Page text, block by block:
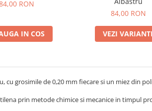
RON
IN COS
84,00 RON
VEZI
cu grosimile de 0,20 mm fiecare si un miez din
prin metode chimice si mecanice in timpul